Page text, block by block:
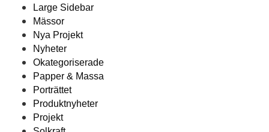
Large Sidebar
Mässor
Nya Projekt
Nyheter
Okategoriserade
Papper & Massa
Porträttet
Produktnyheter
Projekt